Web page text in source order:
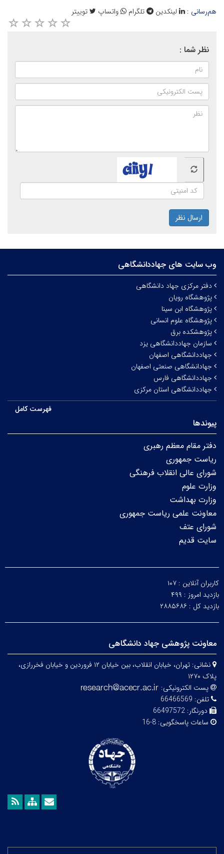
هم‌رسانی : لینکدین تلگرام واتساپ توییتر
نظر شما :
ارسال نظر
وب سایت های جهاددانشگاهی
دفتر مرکزی جهاد دانشگاهی
پژوهشگاه رویان
پژوهشگاه ابن سینا
پژوهشگاه علوم انسانی
پژوهشکده برق
سازمان جهاددانشگاهی یزد
جهاددانشگاهی اصفهان
جهادانشگاهی صنعتی اصفهان
جهاددانشگاهی فارس
جهاددانشگاهی استان مرکزی
فهرست کامل
پیوندها
دفتر مقام معظم رهبری
ریاست جمهوری
شورای عالی انقلاب فرهنگی
وزارت علوم
وزارت بهداشت
معاونت علمی ریاست جمهوری
شورای عتف
سایت قدیم
کاربران آنلاین : ۱۰۷
بازدید امروز : ۴۹۹
بازدید کل : ۲۸۸۵۶۸۶
معاونت پژوهشی جهاد دانشگاهی
نشانی:
تهران، خیابان انقلاب، بین خیابان ۱۲ فروردین و خیابان فخررازی،
پلاک ۱۲۷۰
پست الکترونیکی:
تلفن: 66466569
دورنگار: 66497572
ساعات پاسخگویی: 8-16